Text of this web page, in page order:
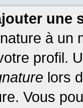
une
à un
profil.
lors
Vous